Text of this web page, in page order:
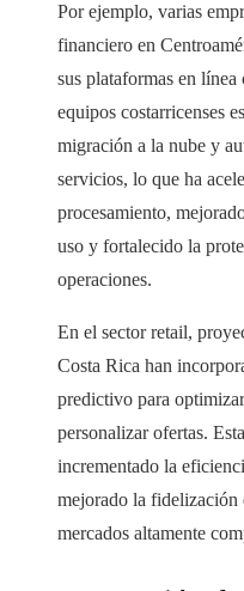
Por ejemplo, varias
financiero en
sus plataformas en
equipos costarricenses
migración a la nube y
servicios, lo que ha
procesamiento,
uso y fortalecido la
operaciones.
En el sector retail,
Costa Rica han
predictivo para
personalizar ofertas.
incrementado la
mejorado la fidelización
mercados altamente